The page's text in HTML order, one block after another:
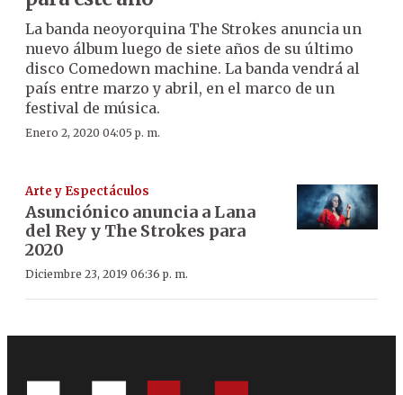
La banda neoyorquina The Strokes anuncia un
nuevo álbum luego de siete años de su último
disco Comedown machine. La banda vendrá al
país entre marzo y abril, en el marco de un
festival de música.
Enero 2, 2020 04:05 p. m.
Arte y Espectáculos
Asunciónico anuncia a Lana
del Rey y The Strokes para
2020
Diciembre 23, 2019 06:36 p. m.